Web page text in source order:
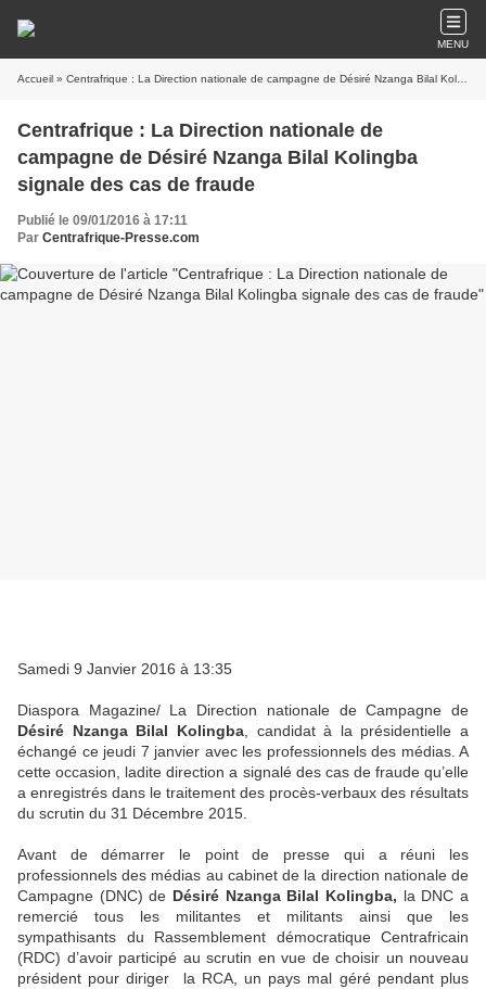
MENU
Accueil » Centrafrique : La Direction nationale de campagne de Désiré Nzanga Bilal Kolingba signale des cas de fraude
Centrafrique : La Direction nationale de
campagne de Désiré Nzanga Bilal Kolingba
signale des cas de fraude
Publié le 09/01/2016 à 17:11
Par Centrafrique-Presse.com
Samedi 9 Janvier 2016 à 13:35
Diaspora Magazine/ La Direction nationale de Campagne de
Désiré Nzanga Bilal Kolingba, candidat à la présidentielle a
échangé ce jeudi 7 janvier avec les professionnels des médias. A
cette occasion, ladite direction a signalé des cas de fraude qu’elle
a enregistrés dans le traitement des procès-verbaux des résultats
du scrutin du 31 Décembre 2015.
Avant de démarrer le point de presse qui a réuni les
professionnels des médias au cabinet de la direction nationale de
Campagne (DNC) de Désiré Nzanga Bilal Kolingba, la DNC a
remercié tous les militantes et militants ainsi que les
sympathisants du Rassemblement démocratique Centrafricain
(RDC) d’avoir participé au scrutin en vue de choisir un nouveau
président pour diriger la RCA, un pays mal géré pendant plus